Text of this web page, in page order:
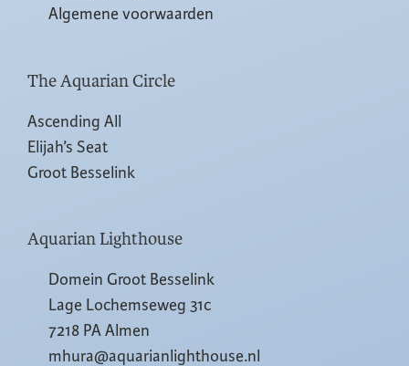
Algemene voorwaarden
The Aquarian Circle
Ascending All
Elijah’s Seat
Groot Besselink
Aquarian Lighthouse
Domein Groot Besselink
Lage Lochemseweg 31c
7218 PA Almen
mhura@aquarianlighthouse.nl